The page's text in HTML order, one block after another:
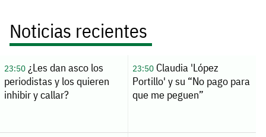
Noticias recientes
23:50¿Les dan asco los
periodistas y los quieren
inhibir y callar?
23:50Claudia 'López
Portillo' y su “No pago para
que me peguen”